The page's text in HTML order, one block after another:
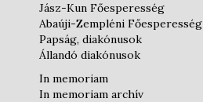
Jász-Kun Főesperesség
Abaúji-Zempléni Főesperesség
Papság, diakónusok
Állandó diakónusok
In memoriam
In memoriam archív